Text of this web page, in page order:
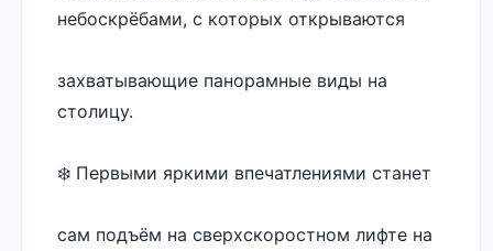
небоскрёбами, с которых открываются
захватывающие панорамные виды на
столицу.
❄️ Первыми яркими впечатлениями станет
сам подъём на сверхскоростном лифте на